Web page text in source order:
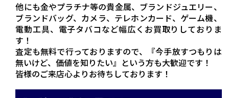
他にも金やプラチナ等の貴金属、ブランドジュエリー、
ブランドバッグ、カメラ、テレホンカード、ゲーム機、
電動工具、電子タバコなど幅広くお買取りしておりま
す！
査定も無料で行っておりますので、『今手放すつもりは
無いけど、価値を知りたい』という方も大歓迎です！
皆様のご来店心よりお待ちしております！